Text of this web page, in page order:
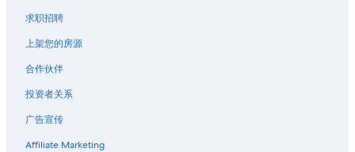
求职招聘
上架您的房源
合作伙伴
投资者关系
广告宣传
Affiliate Marketing